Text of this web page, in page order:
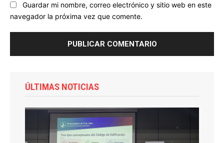
Guardar mi nombre, correo electrónico y sitio web en este
navegador la próxima vez que comente.
ÚLTIMAS NOTICIAS